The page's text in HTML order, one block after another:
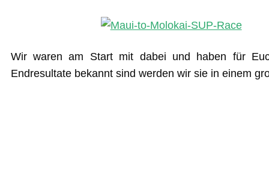
Wir waren am Start mit dabei und haben für
Endresultate bekannt sind werden wir sie in einem